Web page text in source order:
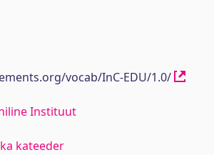
vocab/InC-EDU/1.0/
Instituut
kateeder